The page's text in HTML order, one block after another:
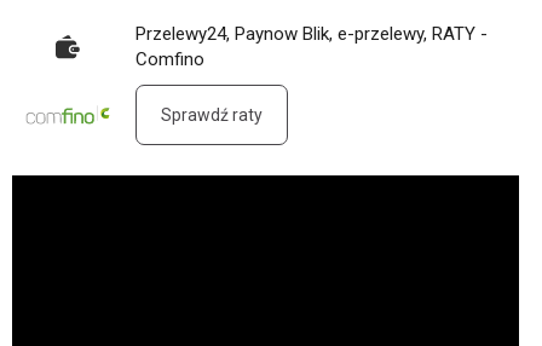
Przelewy24, Paynow Blik, e-przelewy, RATY -
Comfino
Sprawdź raty